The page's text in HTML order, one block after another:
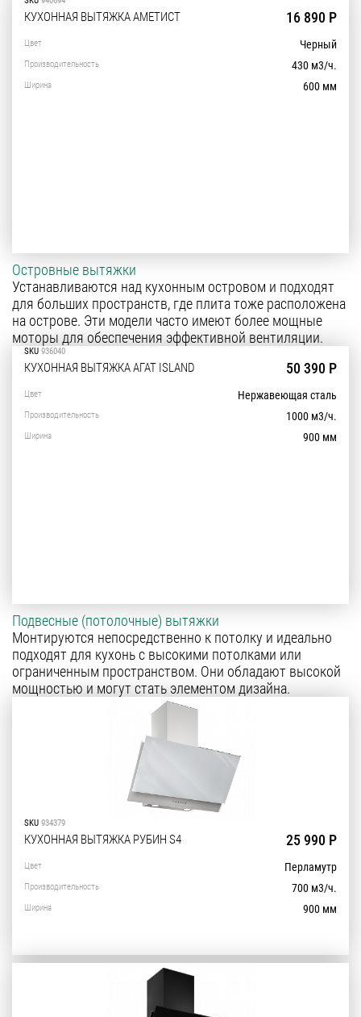
КУХОННАЯ ВЫТЯЖКА АМЕТИСТ 16 890 Р
Цвет Черный
Производительность 430 м3/ч.
Ширина 600 мм
Островные вытяжки
Устанавливаются над кухонным островом и подходят
для больших пространств, где плита тоже расположена
на острове. Эти модели часто имеют более мощные
моторы для обеспечения эффективной вентиляции.
SKU 936040
КУХОННАЯ ВЫТЯЖКА АГАТ ISLAND 50 390 Р
Цвет Нержавеющая сталь
Производительность 1000 м3/ч.
Ширина 900 мм
Подвесные (потолочные) вытяжки
Монтируются непосредственно к потолку и идеально
подходят для кухонь с высокими потолками или
ограниченным пространством. Они обладают высокой
мощностью и могут стать элементом дизайна.
SKU 934379
КУХОННАЯ ВЫТЯЖКА РУБИН S4 25 990 Р
Цвет Перламутр
Производительность 700 м3/ч.
Ширина 900 мм